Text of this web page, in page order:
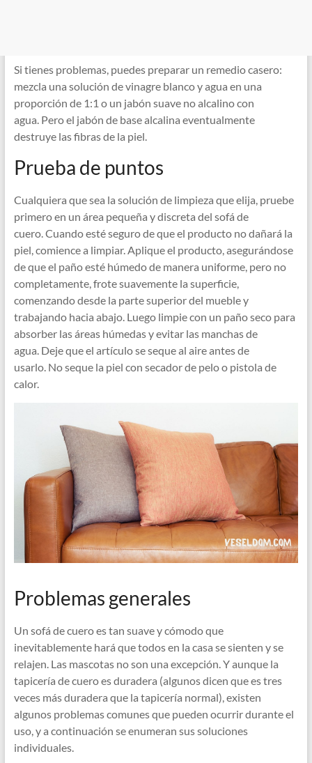
Si tienes problemas, puedes preparar un remedio casero:
mezcla una solución de vinagre blanco y agua en una
proporción de 1:1 o un jabón suave no alcalino con
agua. Pero el jabón de base alcalina eventualmente
destruye las fibras de la piel.
Prueba de puntos
Cualquiera que sea la solución de limpieza que elija, pruebe
primero en un área pequeña y discreta del sofá de
cuero. Cuando esté seguro de que el producto no dañará la
piel, comience a limpiar. Aplique el producto, asegurándose
de que el paño esté húmedo de manera uniforme, pero no
completamente, frote suavemente la superficie,
comenzando desde la parte superior del mueble y
trabajando hacia abajo. Luego limpie con un paño seco para
absorber las áreas húmedas y evitar las manchas de
agua. Deje que el artículo se seque al aire antes de
usarlo. No seque la piel con secador de pelo o pistola de
calor.
Problemas generales
Un sofá de cuero es tan suave y cómodo que
inevitablemente hará que todos en la casa se sienten y se
relajen. Las mascotas no son una excepción. Y aunque la
tapicería de cuero es duradera (algunos dicen que es tres
veces más duradera que la tapicería normal), existen
algunos problemas comunes que pueden ocurrir durante el
uso, y a continuación se enumeran sus soluciones
individuales.